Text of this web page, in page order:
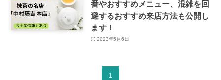
番やおすすめメニュー、混雑を回
避するおすすめ来店方法も公開し
ます！
2023年5月6日
1